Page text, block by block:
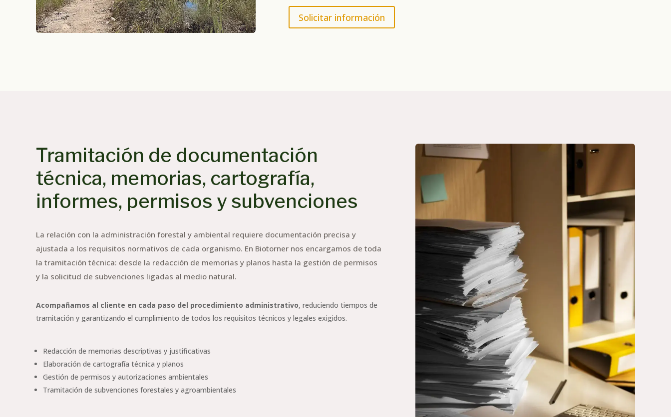
Solicitar información
Tramitación de documentación
técnica, memorias, cartografía,
informes, permisos y subvenciones
La relación con la administración forestal y ambiental requiere documentación precisa y
ajustada a los requisitos normativos de cada organismo. En Biotorner nos encargamos de toda
la tramitación técnica: desde la redacción de memorias y planos hasta la gestión de permisos
y la solicitud de subvenciones ligadas al medio natural.
Acompañamos al cliente en cada paso del procedimiento administrativo, reduciendo tiempos de
tramitación y garantizando el cumplimiento de todos los requisitos técnicos y legales exigidos.
Redacción de memorias descriptivas y justificativas
Elaboración de cartografía técnica y planos
Gestión de permisos y autorizaciones ambientales
Tramitación de subvenciones forestales y agroambientales